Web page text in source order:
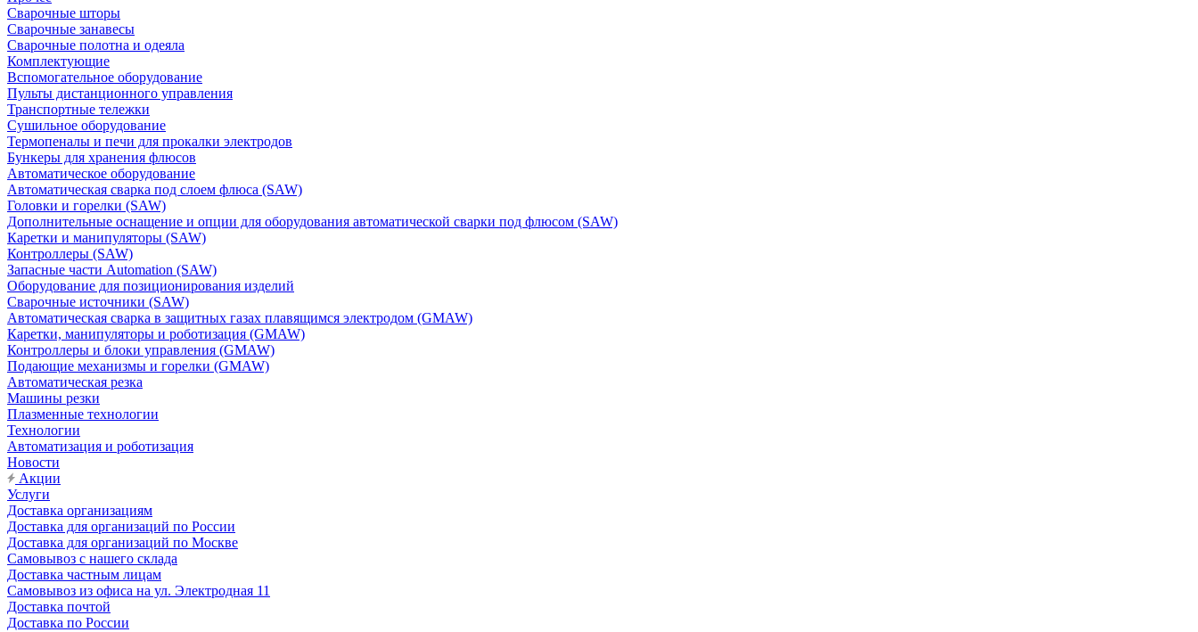
Сварочные шторы
Сварочные занавесы
Сварочные полотна и одеяла
Комплектующие
Вспомогательное оборудование
Пульты дистанционного управления
Транспортные тележки
Сушильное оборудование
Термопеналы и печи для прокалки электродов
Бункеры для хранения флюсов
Автоматическое оборудование
Автоматическая сварка под слоем флюса (SAW)
Головки и горелки (SAW)
Дополнительные оснащение и опции для оборудования автоматической сварки под флюсом (SAW)
Каретки и манипуляторы (SAW)
Контроллеры (SAW)
Запасные части Automation (SAW)
Оборудование для позиционирования изделий
Сварочные источники (SAW)
Автоматическая сварка в защитных газах плавящимся электродом (GMAW)
Каретки, манипуляторы и роботизация (GMAW)
Контроллеры и блоки управления (GMAW)
Подающие механизмы и горелки (GMAW)
Автоматическая резка
Машины резки
Плазменные технологии
Технологии
Автоматизация и роботизация
Новости
Акции
Услуги
Доставка организациям
Доставка для организаций по России
Доставка для организаций по Москве
Самовывоз с нашего склада
Доставка частным лицам
Самовывоз из офиса на ул. Электродная 11
Доставка почтой
Доставка по России